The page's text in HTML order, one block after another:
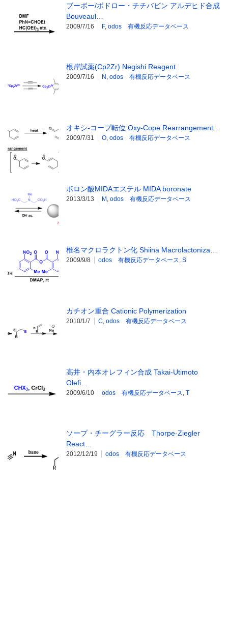
ブーボー/ボドロー・チチバビン アルデヒド合成
Bouveaul…
2009/7/16 F, odos 有機反応データベース
根岸試薬(Cp2Zr) Negishi Reagent
2009/7/16 N , odos 有機反応データベース
オキシ-コープ転位 Oxy-Cope Rearrangement…
2009/7/31 O, odos 有機反応データベース
ボロン酸MIDAエステル MIDA boronate
2013/3/13 M , odos 有機反応データベース
椎名マクロラクトン化 Shiina Macrolactoniza…
2009/9/8 odos 有機反応データベース, S
カチオン重合 Cationic Polymerization
2010/1/7 C, odos 有機反応データベース
高井・内本オレフィン合成 Takai-Utimoto
Olefi…
2009/6/10 odos 有機反応データベース, T
ソープ・チーグラー反応 Thorpe-Ziegler
React…
2012/12/19 odos 有機反応データベース